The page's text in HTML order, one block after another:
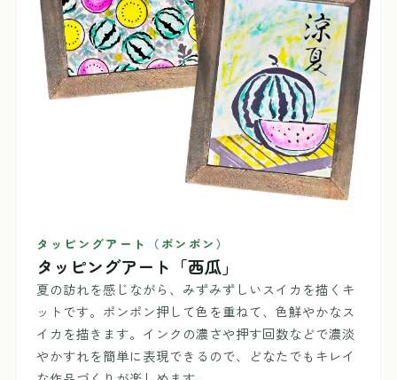
タッピングアート（ポンポン）
タッピングアート「西瓜」
夏の訪れを感じながら、みずみずしいスイカを描くキ
ットです。ポンポン押して色を重ねて、色鮮やかなス
イカを描きます。インクの濃さや押す回数などで濃淡
やかすれを簡単に表現できるので、どなたでもキレイ